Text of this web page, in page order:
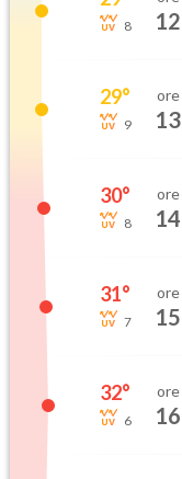
8 12
29°
9
ore
13
30°
8
ore
14
31°
7
ore
15
32°
6
ore
16